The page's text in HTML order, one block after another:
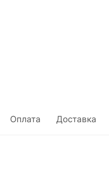
Оплата Доставка